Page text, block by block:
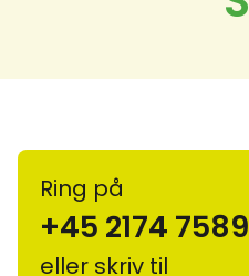
Ring på
+45 2174 7589
eller skriv til